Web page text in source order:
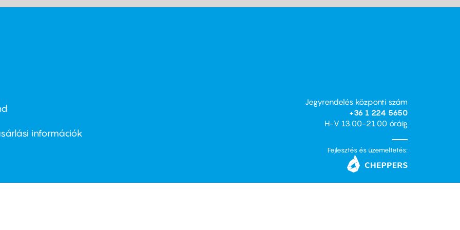
információk
Jegyrendelés központi szám
+36 1 224 5650
H-V 13.00-21.00 óráig
Fejlesztés és üzemeltetés: